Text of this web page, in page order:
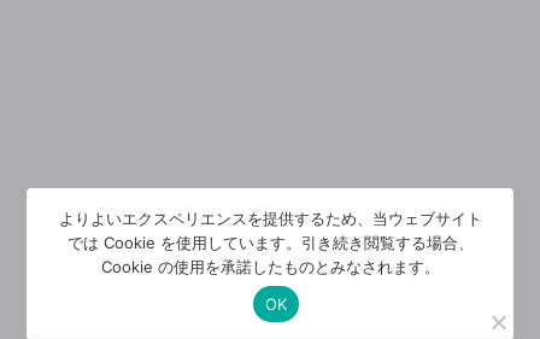
よりよいエクスペリエンスを提供するため、当ウェブサイト
では Cookie を使用しています。引き続き閲覧する場合、
Cookie の使用を承諾したものとみなされます。
OK